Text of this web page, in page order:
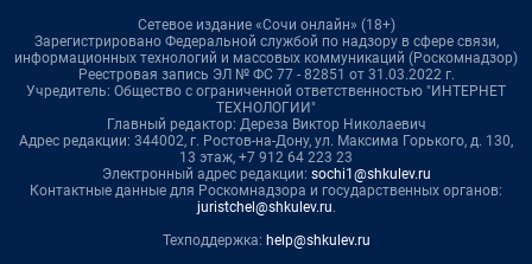
Сетевое издание «Сочи онлайн» (18+)
Зарегистрировано Федеральной службой по надзору в сфере связи,
информационных технологий и массовых коммуникаций (Роскомнадзор)
Реестровая запись ЭЛ № ФС 77 - 82851 от 31.03.2022 г.
Учредитель: Общество с ограниченной ответственностью "ИНТЕРНЕТ
ТЕХНОЛОГИИ"
Главный редактор: Дереза Виктор Николаевич
Адрес редакции: 344002, г. Ростов-на-Дону, ул. Максима Горького, д. 130,
13 этаж, +7 912 64 223 23
Электронный адрес редакции: sochi1@shkulev.ru
Контактные данные для Роскомнадзора и государственных органов:
juristchel@shkulev.ru.
Техподдержка: help@shkulev.ru